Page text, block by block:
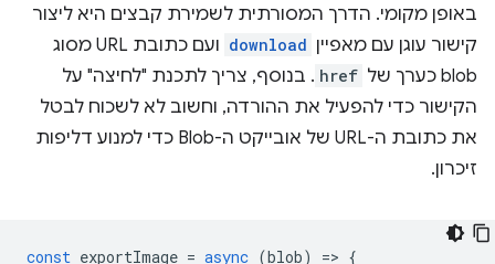
באופן מקומי. הדרך המסורתית לשמירת קבצים היא ליצור
קישור עוגן עם מאפיין download
ועם כתובת URL מסוג
blob כערך של
href . בנוסף, צריך לתכנת "לחיצה" על
הקישור כדי להפעיל את ההורדה, וחשוב לא לשכוח לבטל
את כתובת ה-URL של אובייקט ה-Blob כדי למנוע דליפות
זיכרון.
const exportImage = async (blob) => {